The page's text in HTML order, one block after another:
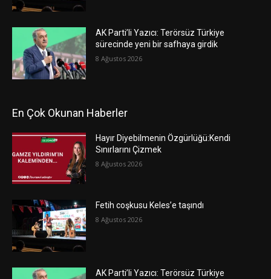
AK Parti’li Yazıcı: Terörsüz Türkiye
sürecinde yeni bir safhaya girdik
8 Ağustos 2026
En Çok Okunan Haberler
Hayır Diyebilmenin Özgürlüğü:Kendi
Sınırlarını Çizmek
8 Ağustos 2026
Fetih coşkusu Keles’e taşındı
8 Ağustos 2026
AK Parti’li Yazıcı: Terörsüz Türkiye